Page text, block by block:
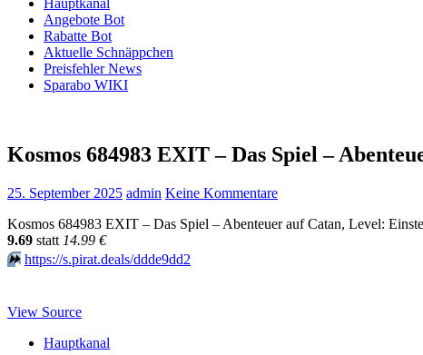
Hauptkanal
Angebote Bot
Rabatte Bot
Aktuelle Schnäppchen
Preisfehler News
Sparabo WIKI
Kosmos 684983 EXIT – Das Spiel –
25. September 2025 admin Keine Kommentare
Kosmos 684983 EXIT – Das Spiel – Abenteuer auf Catan, Level:
9.69 statt 14.99 €
⏩️ https://s.pirat.deals/ddde9dd2
View Source
Hauptkanal